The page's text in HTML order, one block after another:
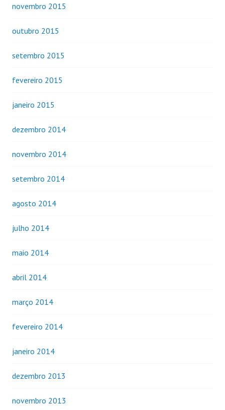
novembro 2015
outubro 2015
setembro 2015
fevereiro 2015
janeiro 2015
dezembro 2014
novembro 2014
setembro 2014
agosto 2014
julho 2014
maio 2014
abril 2014
março 2014
fevereiro 2014
janeiro 2014
dezembro 2013
novembro 2013